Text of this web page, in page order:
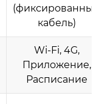
кабель)
Wi-Fi, 4G,
Приложение,
Расписание